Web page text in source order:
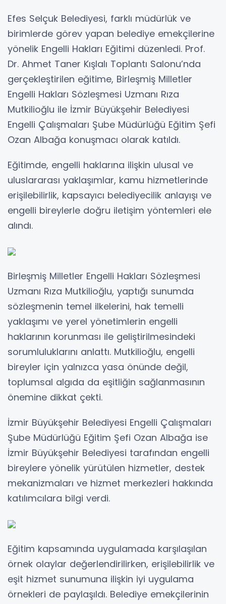
Efes Selçuk Belediyesi, farklı müdürlük ve
birimlerde görev yapan belediye emekçilerine
yönelik Engelli Hakları Eğitimi düzenledi. Prof.
Dr. Ahmet Taner Kışlalı Toplantı Salonu’nda
gerçekleştirilen eğitime, Birleşmiş Milletler
Engelli Hakları Sözleşmesi Uzmanı Rıza
Mutkilioğlu ile İzmir Büyükşehir Belediyesi
Engelli Çalışmaları Şube Müdürlüğü Eğitim Şefi
Ozan Albağa konuşmacı olarak katıldı.
Eğitimde, engelli haklarına ilişkin ulusal ve
uluslararası yaklaşımlar, kamu hizmetlerinde
erişilebilirlik, kapsayıcı belediyecilik anlayışı ve
engelli bireylerle doğru iletişim yöntemleri ele
alındı.
Birleşmiş Milletler Engelli Hakları Sözleşmesi
Uzmanı Rıza Mutkilioğlu, yaptığı sunumda
sözleşmenin temel ilkelerini, hak temelli
yaklaşımı ve yerel yönetimlerin engelli
haklarının korunması ile geliştirilmesindeki
sorumluluklarını anlattı. Mutkilioğlu, engelli
bireyler için yalnızca yasa önünde değil,
toplumsal algıda da eşitliğin sağlanmasının
önemine dikkat çekti.
İzmir Büyükşehir Belediyesi Engelli Çalışmaları
Şube Müdürlüğü Eğitim Şefi Ozan Albağa ise
İzmir Büyükşehir Belediyesi tarafından engelli
bireylere yönelik yürütülen hizmetler, destek
mekanizmaları ve hizmet merkezleri hakkında
katılımcılara bilgi verdi.
Eğitim kapsamında uygulamada karşılaşılan
örnek olaylar değerlendirilirken, erişilebilirlik ve
eşit hizmet sunumuna ilişkin iyi uygulama
örnekleri de paylaşıldı. Belediye emekçilerinin